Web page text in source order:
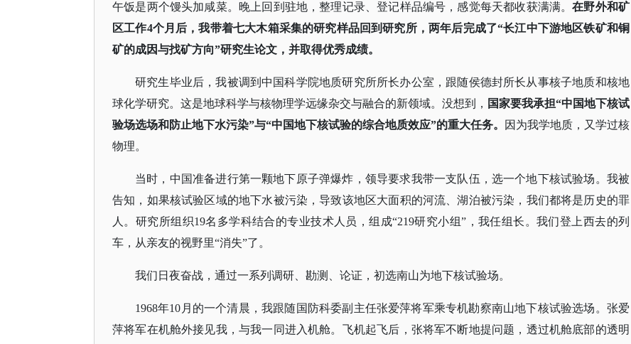
午饭是两个馒头加咸菜。晚上回到驻地，整理记录、登记样品编号，感觉每天都收获满满。在野外和矿
区工作4个月后，我带着七大木箱采集的研究样品回到研究所，两年后完成了“长江中下游地区铁矿和铜
矿的成因与找矿方向”研究生论文，并取得优秀成绩。
研究生毕业后，我被调到中国科学院地质研究所所长办公室，跟随侯德封所长从事核子地质和核地
球化学研究。这是地球科学与核物理学远缘杂交与融合的新领域。没想到， 国家要我承担“中国地下核试
验场选场和防止地下水污染”与“中国地下核试验的综合地质效应”的重大任务。
因为我学地质，又学过核
物理。
当时，中国准备进行第一颗地下原子弹爆炸，领导要求我带一支队伍，选一个地下核试验场。我被
告知，如果核试验区域的地下水被污染，导致该地区大面积的河流、湖泊被污染，我们都将是历史的罪
人。研究所组织19名多学科结合的专业技术人员，组成“219研究小组”，我任组长。我们登上西去的列
车，从亲友的视野里“消失”了。
我们日夜奋战，通过一系列调研、勘测、论证，初选南山为地下核试验场。
1968年10月的一个清晨，我跟随国防科委副主任张爱萍将军乘专机勘察南山地下核试验选场。张爱
萍将军在机舱外接见我，与我一同进入机舱。飞机起飞后，张将军不断地提问题，透过机舱底部的透明